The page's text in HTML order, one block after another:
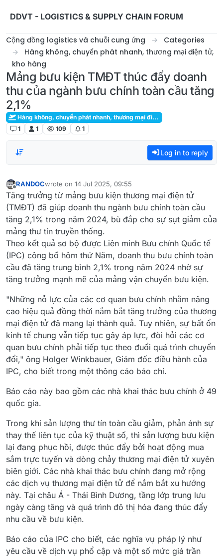
DDVT - LOGISTICS & SUPPLY CHAIN FORUM
Cộng đồng logistics và chuỗi cung ứng
Categories
Hàng không, chuyển phát nhanh, thương mại điện tử,
kho hàng
Mảng bưu kiện TMĐT thúc đẩy doanh
thu của ngành bưu chính toàn cầu tăng
2,1%
Hàng không, chuyển phát nhanh, thương mại điện tử, kho hàng
1
1 109 1
Log in to reply
Offline
RANDOCwrote on 14 Jul 2025, 09:55
last edited by
Tăng trưởng từ mảng bưu kiện thương mại điện tử
(TMĐT) đã giúp doanh thu ngành bưu chính toàn cầu
tăng 2,1% trong năm 2024, bù đắp cho sự sụt giảm của
mảng thư tín truyền thống.
Theo kết quả sơ bộ được Liên minh Bưu chính Quốc tế
(IPC) công bố hôm thứ Năm, doanh thu bưu chính toàn
cầu đã tăng trung bình 2,1% trong năm 2024 nhờ sự
tăng trưởng mạnh mẽ của mảng vận chuyển bưu kiện.
"Những nỗ lực của các cơ quan bưu chính nhằm nâng
cao hiệu quả đồng thời nắm bắt tăng trưởng của thương
mại điện tử đã mang lại thành quả. Tuy nhiên, sự bất ổn
kinh tế chung vẫn tiếp tục gây áp lực, đòi hỏi các cơ
quan bưu chính phải tiếp tục theo đuổi quá trình chuyển
đổi," ông Holger Winkbauer, Giám đốc điều hành của
IPC, cho biết trong một thông cáo báo chí.
Báo cáo này bao gồm các nhà khai thác bưu chính ở 49
quốc gia.
Trong khi sản lượng thư tín toàn cầu giảm, phản ánh sự
thay thế liên tục của kỹ thuật số, thì sản lượng bưu kiện
lại đang phục hồi, được thúc đẩy bởi hoạt động mua
sắm trực tuyến và dòng chảy thương mại điện tử xuyên
biên giới. Các nhà khai thác bưu chính đang mở rộng
các dịch vụ thương mại điện tử để nắm bắt xu hướng
này. Tại châu Á - Thái Bình Dương, tầng lớp trung lưu
ngày càng tăng và quá trình đô thị hóa đang thúc đẩy
nhu cầu về bưu kiện.
Báo cáo của IPC cho biết, các nghĩa vụ pháp lý như
yêu cầu về dịch vụ phổ cập và một số mức giá trần